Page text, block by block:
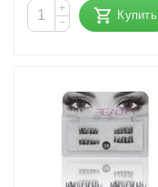
+
−
Купить